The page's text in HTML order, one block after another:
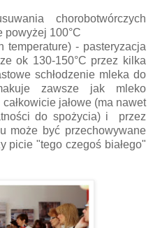
chorobotwórczych
powyżej 100°C
temperature) - pasteryzacja
ok 130-150°C przez kilka
schłodzenie mleka do
zawsze jak mleko
jałowe (ma nawet
do spożycia) i przez
może być przechowywane
picie "tego czegoś białego"